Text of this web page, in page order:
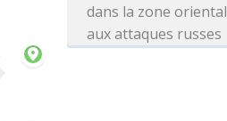
dans la zone
aux attaques russes